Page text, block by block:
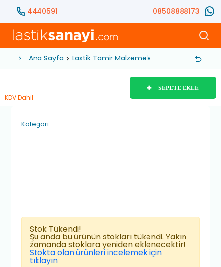
4440591 08508888173
Ana Sayfa Lastik Tamir Malzemeleri Balans Kurşunu
KDV Dahil
SEPETE EKLE
Kategori:
Stok Tükendi!
Şu anda bu ürünün stokları tükendi. Yakın
zamanda stoklara yeniden eklenecektir!
Stokta olan ürünleri incelemek için
tıklayın